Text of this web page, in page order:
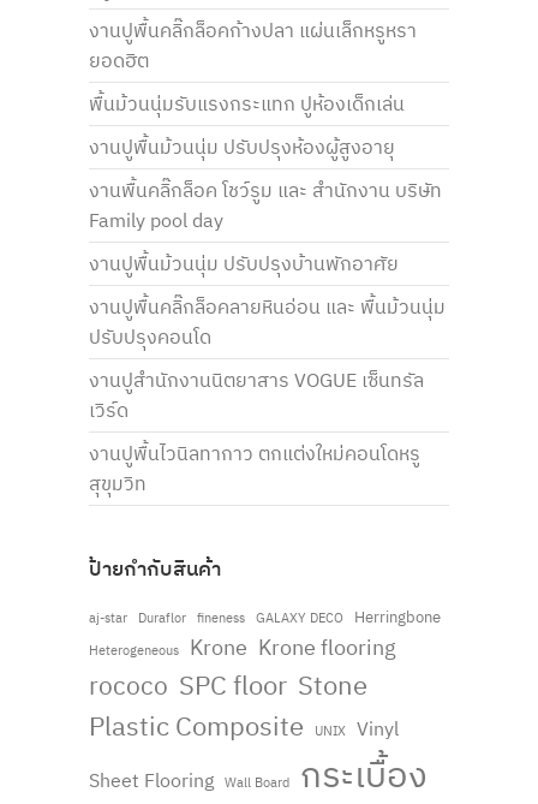
งานปูพื้นคลิ๊กล็อคก้างปลา แผ่นเล็กหรูหรา
ยอดฮิต
พื้นม้วนนุ่มรับแรงกระแทก ปูห้องเด็กเล่น
งานปูพื้นม้วนนุ่ม ปรับปรุงห้องผู้สูงอายุ
งานพื้นคลิ๊กล็อค โชว์รูม และ สำนักงาน บริษัท
Family pool day
งานปูพื้นม้วนนุ่ม ปรับปรุงบ้านพักอาศัย
งานปูพื้นคลิ๊กล็อคลายหินอ่อน และ พื้นม้วนนุ่ม
ปรับปรุงคอนโด
งานปูสำนักงานนิตยาสาร VOGUE เซ็นทรัล
เวิร์ด
งานปูพื้นไวนิลทากาว ตกแต่งใหม่คอนโดหรู
สุขุมวิท
ป้ายกำกับสินค้า
aj-star Duraflor fineness GALAXY DECO Herringbone
Heterogeneous Krone Krone flooring
rococo SPC floor Stone
Plastic Composite
UNIX Vinyl
Sheet Flooring Wall Board
กระเบื้อง